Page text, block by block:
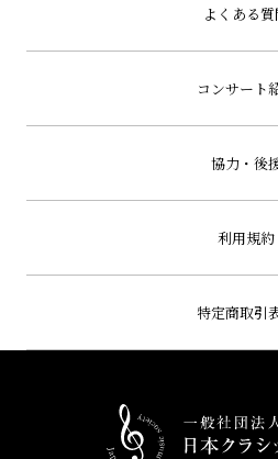
よくある質
コンサート
協力・後
利用規約
特定商取引